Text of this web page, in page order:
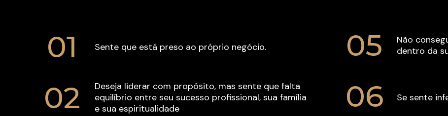
05
01
Não
dentro da
Sente que está preso ao próprio negócio.
06
02
Deseja liderar com propósito, mas sente que falta
equilíbrio entre seu sucesso profissional, sua família
e sua espiritualidade
Se sente